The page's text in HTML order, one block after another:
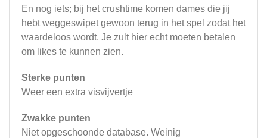
En nog iets; bij het crushtime komen dames die jij
hebt weggeswipet gewoon terug in het spel zodat het
waardeloos wordt. Je zult hier echt moeten betalen
om likes te kunnen zien.
Sterke punten
Weer een extra visvijvertje
Zwakke punten
Niet opgeschoonde database. Weinig